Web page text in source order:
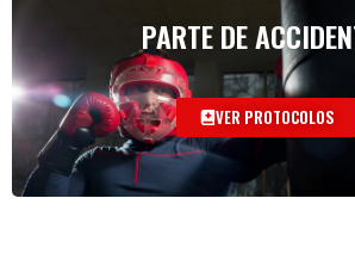
PARTE DE
VER PROTOCOLOS